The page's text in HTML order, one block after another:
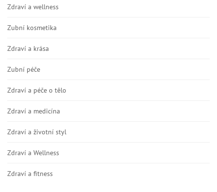
Zdraví a wellness
Zubní kosmetika
Zdraví a krása
Zubní péče
Zdraví a péče o tělo
Zdraví a medicína
Zdraví a životní styl
Zdraví a Wellness
Zdraví a fitness